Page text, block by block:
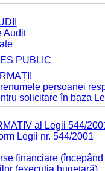
Audit
PUBLIC
persoanei
solicitare în baza
al Legii 544/
Legii nr. 544/2001
financiare
(execuția bugetară)